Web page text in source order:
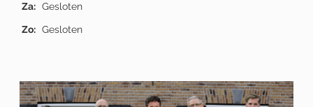
Za: Gesloten
Zo: Gesloten